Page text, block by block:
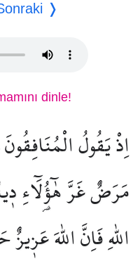
❭
dinle!
اِذْ يَقُولُ
مَرَضٌ غَرَّ هٰٓؤُ۬لَٓاءِ
اللّٰهِ فَاِنَّ اللّٰهَ